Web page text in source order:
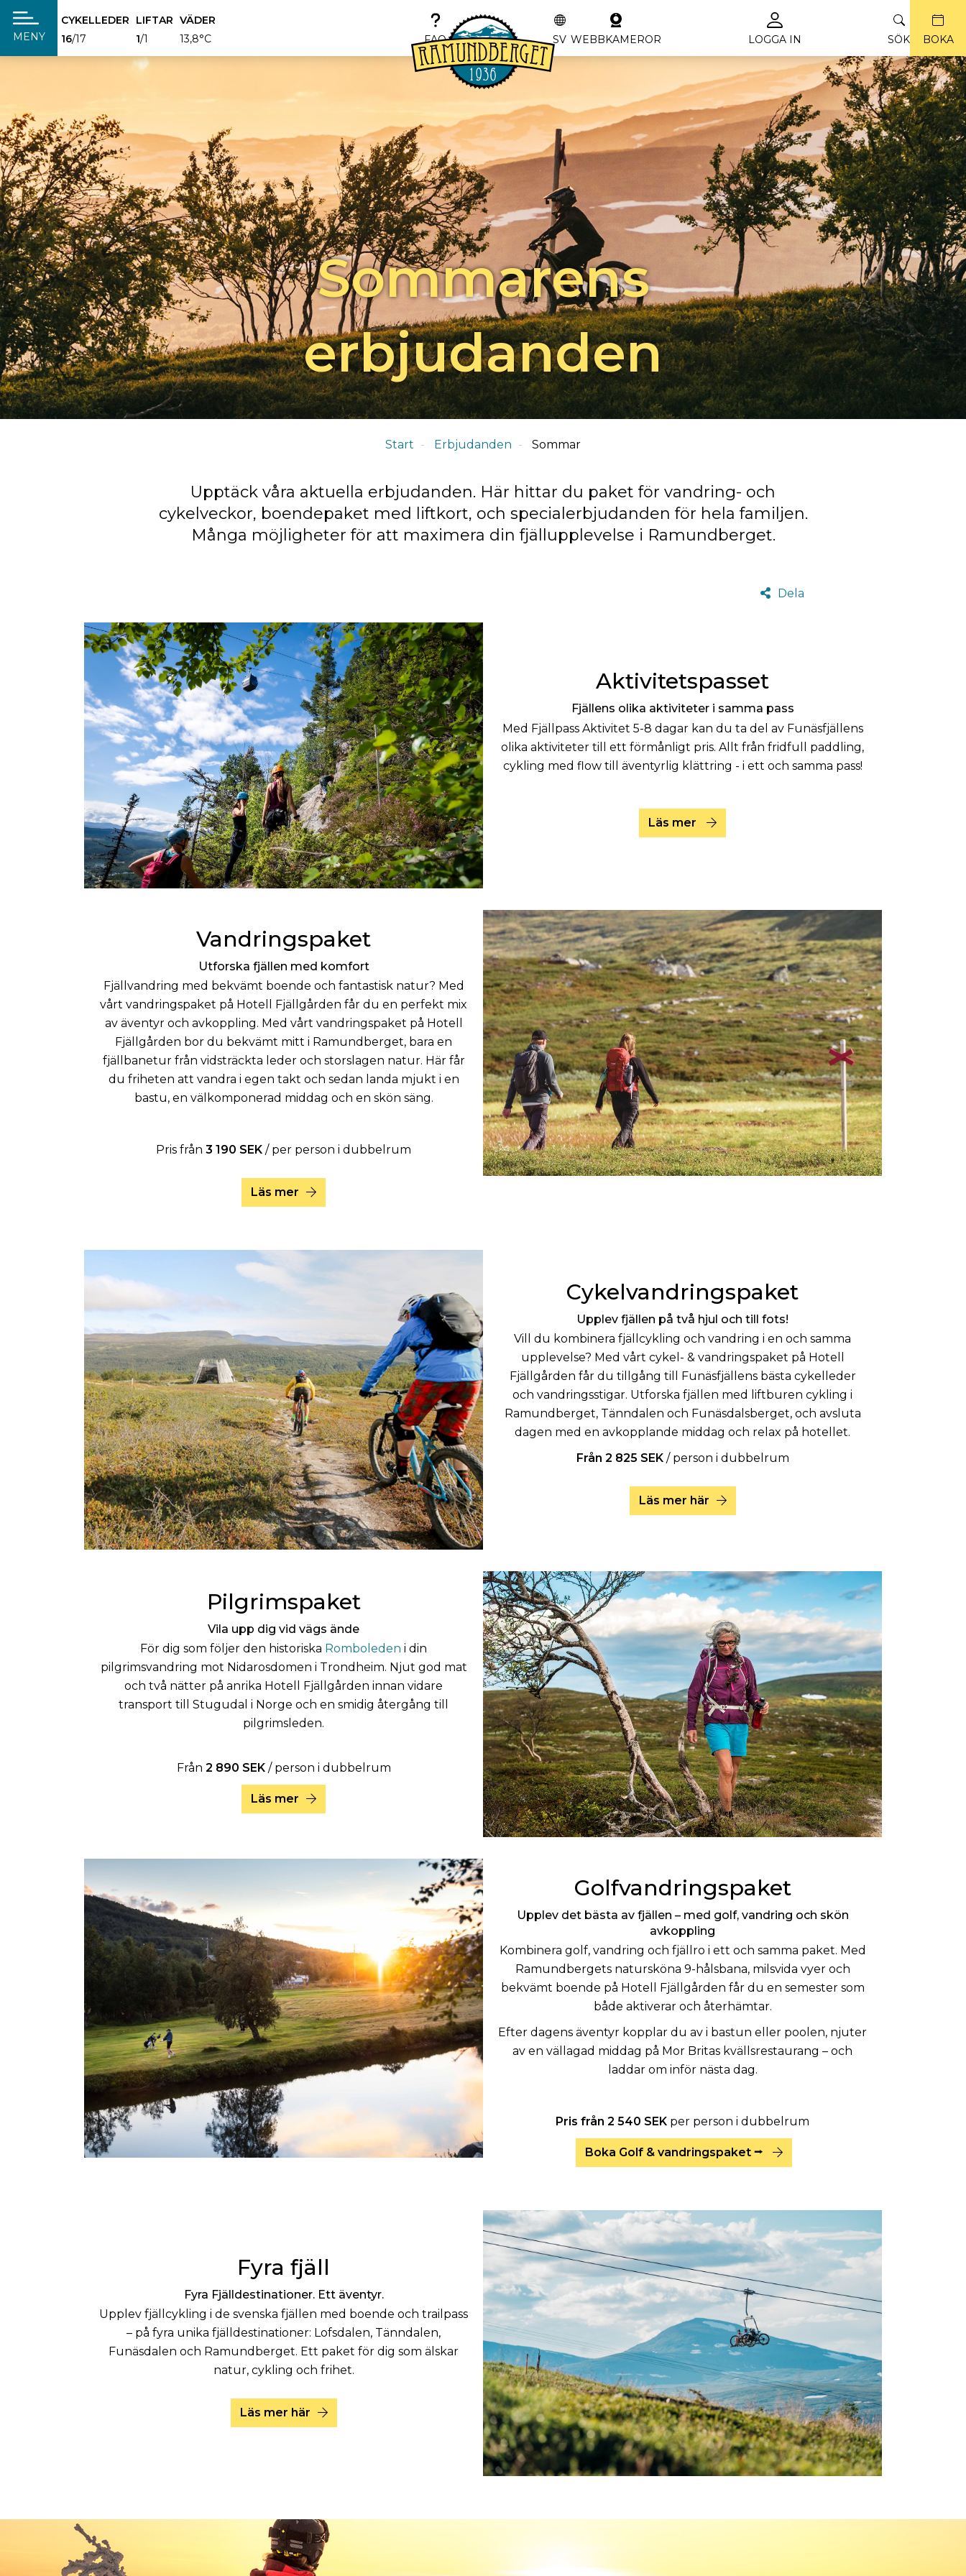
MENY
CYKELLEDER
16/17
LIFTAR
1/1
VÄDER
13,8°C
FAQ SV WEBBKAMEROR LOGGA IN SÖK BOKA
Sommarens
erbjudanden
Start Erbjudanden Sommar
Upptäck våra aktuella erbjudanden. Här hittar du paket för vandring- och
cykelveckor, boendepaket med liftkort, och specialerbjudanden för hela familjen.
Många möjligheter för att maximera din fjällupplevelse i Ramundberget.
Dela
Aktivitetspasset
Fjällens olika aktiviteter i samma pass
Med Fjällpass Aktivitet 5-8 dagar kan du ta del av Funäsfjällens
olika aktiviteter till ett förmånligt pris. Allt från fridfull paddling,
cykling med flow till äventyrlig klättring - i ett och samma pass!
Läs mer
Vandringspaket
Utforska fjällen med komfort
Fjällvandring med bekvämt boende och fantastisk natur? Med
vårt vandringspaket på Hotell Fjällgården får du en perfekt mix
av äventyr och avkoppling. Med vårt vandringspaket på Hotell
Fjällgården bor du bekvämt mitt i Ramundberget, bara en
fjällbanetur från vidsträckta leder och storslagen natur. Här får
du friheten att vandra i egen takt och sedan landa mjukt i en
bastu, en välkomponerad middag och en skön säng.
Pris från 3 190 SEK / per person i dubbelrum
Läs mer
Cykelvandringspaket
Upplev fjällen på två hjul och till fots!
Vill du kombinera fjällcykling och vandring i en och samma
upplevelse? Med vårt cykel- & vandringspaket på Hotell
Fjällgården får du tillgång till Funäsfjällens bästa cykelleder
och vandringsstigar. Utforska fjällen med liftburen cykling i
Ramundberget, Tänndalen och Funäsdalsberget, och avsluta
dagen med en avkopplande middag och relax på hotellet.
Från 2 825 SEK/ person i dubbelrum
Läs mer här
Pilgrimspaket
Vila upp dig vid vägs ände
För dig som följer den historiska Romboleden i din
pilgrimsvandring mot Nidarosdomen i Trondheim. Njut god mat
och två nätter på anrika Hotell Fjällgården innan vidare
transport till Stugudal i Norge och en smidig återgång till
pilgrimsleden.
Från 2 890 SEK/ person i dubbelrum
Läs mer
Golfvandringspaket
Upplev det bästa av fjällen – med golf, vandring och skön
avkoppling
Kombinera golf, vandring och fjällro i ett och samma paket. Med
Ramundbergets natursköna 9-hålsbana, milsvida vyer och
bekvämt boende på Hotell Fjällgården får du en semester som
både aktiverar och återhämtar.
Efter dagens äventyr kopplar du av i bastun eller poolen, njuter
av en vällagad middag på Mor Britas kvällsrestaurang – och
laddar om inför nästa dag.
Pris från 2 540 SEK per person i dubbelrum
Boka Golf & vandringspaket ⭢
Fyra fjäll
Fyra Fjälldestinationer. Ett äventyr.
Upplev fjällcykling i de svenska fjällen med boende och trailpass
– på fyra unika fjälldestinationer: Lofsdalen, Tänndalen,
Funäsdalen och Ramundberget. Ett paket för dig som älskar
natur, cykling och frihet.
Läs mer här